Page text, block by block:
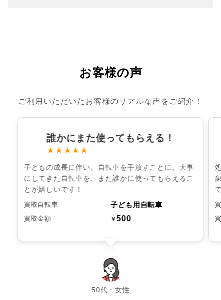
お客様の声
ご利用いただいたお客様のリアルな声をご紹介！
誰かにまた使ってもらえる！
★★★★★
子どもの成長に伴い、自転車を手放すことに。大事
にしてきた自転車を、また誰かに使ってもらえるこ
とが嬉しいです！
買取自転車 子ども用自転車
買取金額 ￥500
50代・女性
chevron_left chevron_right